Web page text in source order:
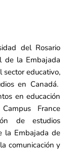
del Rosario
de la Embajada
sector educativo,
en Canadá.
en educación
France
de estudios
la Embajada de
comunicación y